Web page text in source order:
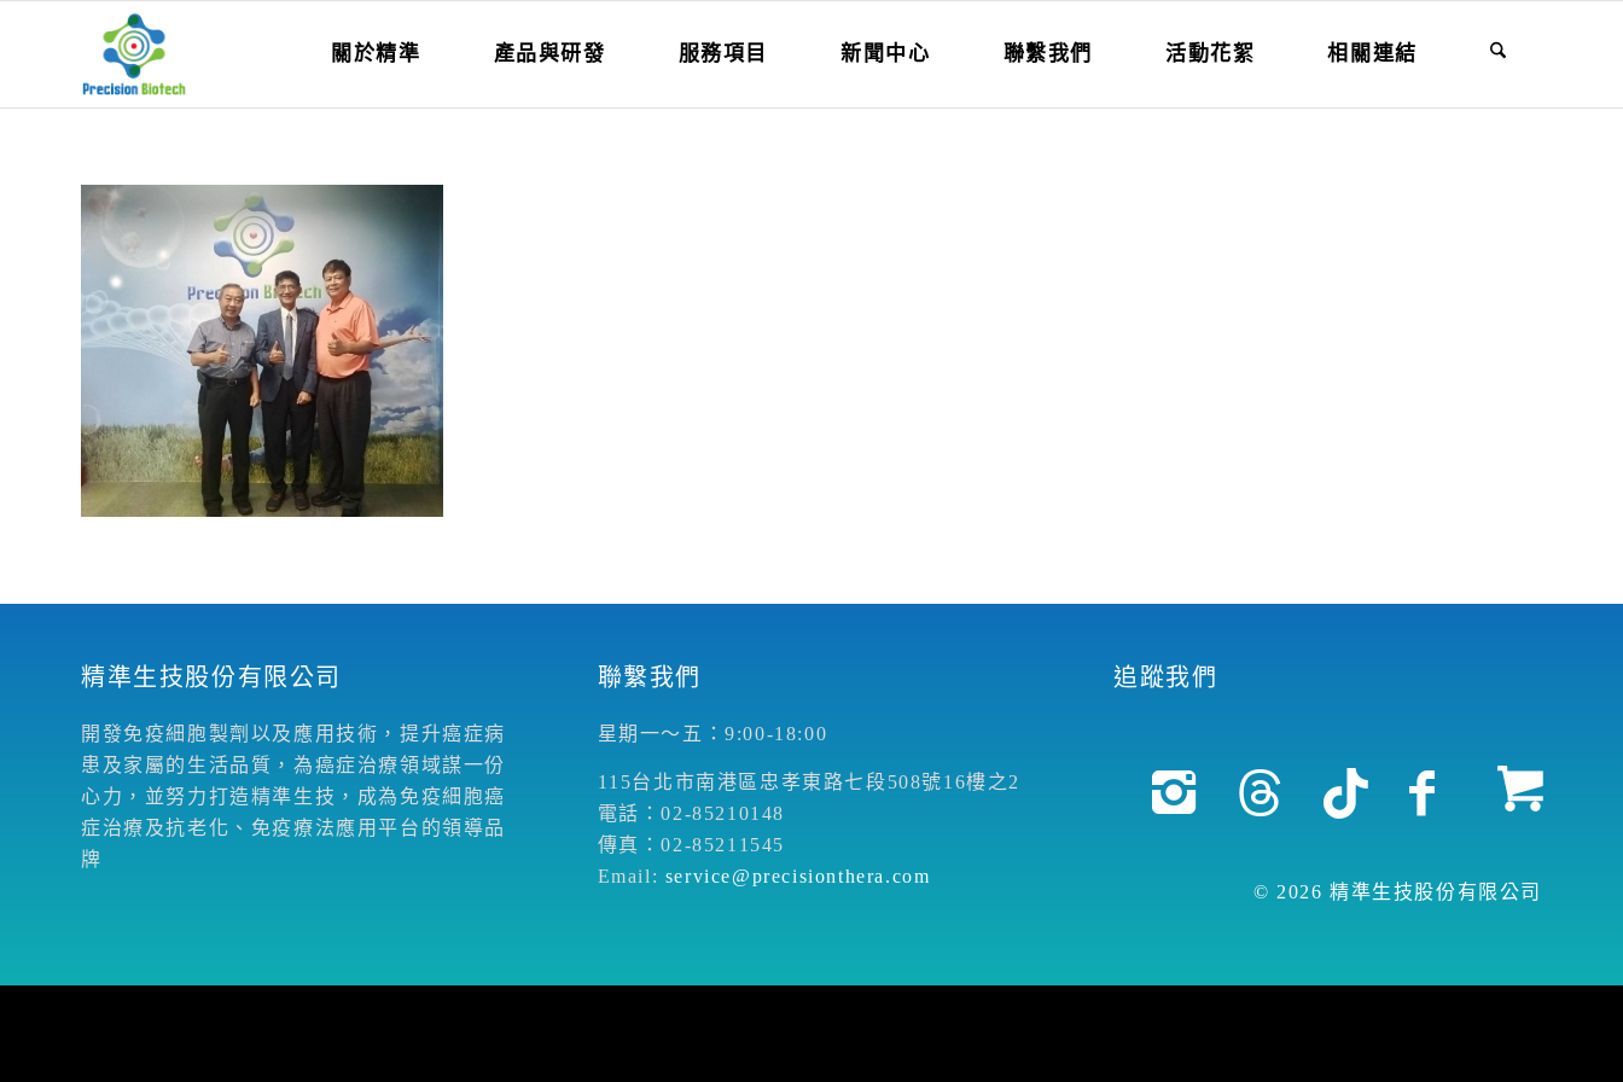
關於精準 產品與研發 服務項目 新聞中心 聯繫我們 活動花絮 相關連結
精準生技股份有限公司
開發免疫細胞製劑以及應用技術，提升癌症病
患及家屬的生活品質，為癌症治療領域謀一份
心力，並努力打造精準生技，成為免疫細胞癌
症治療及抗老化、免疫療法應用平台的領導品
牌
聯繫我們
星期一～五：9:00-18:00
115台北市南港區忠孝東路七段508號16樓之2
電話：02-85210148
傳真：02-85211545
Email: service@precisionthera.com
追蹤我們
© 2026 精準生技股份有限公司